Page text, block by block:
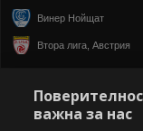
Винер Нойщат
Втора лига, Австрия
важна за нас